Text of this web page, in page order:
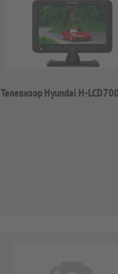
Телевизор Hyundai H-